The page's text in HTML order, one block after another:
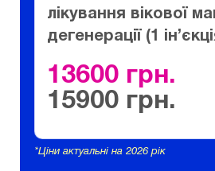
лікування вікової
дегенерації (1
15900
13600
*Ціни актуальні на 2026 рік